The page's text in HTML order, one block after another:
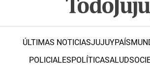
ÚLTIMAS NOTICIASJUJUYPAÍS
POLICIALESPOLÍTICASALUD